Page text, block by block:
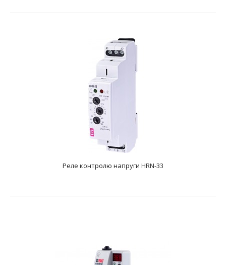
text_zero
..
Реле контролю напруги HRN-33